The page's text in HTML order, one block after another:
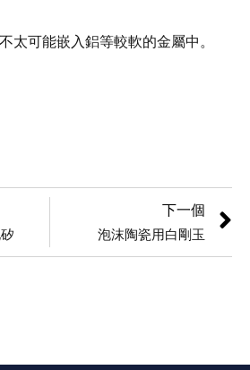
太可能嵌入鋁等較軟的金屬中。
下一個
泡沫陶瓷用白剛玉